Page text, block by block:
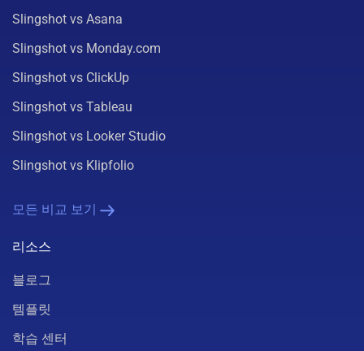
Slingshot vs Asana
Slingshot vs Monday.com
Slingshot vs ClickUp
Slingshot vs Tableau
Slingshot vs Looker Studio
Slingshot vs Klipfolio
모든 비교 보기
리소스
블로그
템플릿
학습 센터